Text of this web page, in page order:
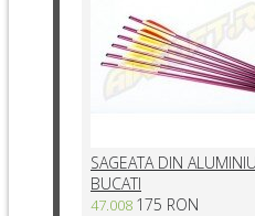
SAGEATA DIN
BUCATI
47.008 175 RON